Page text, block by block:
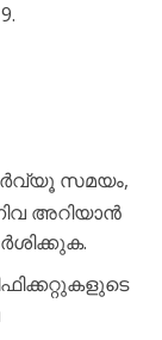
സമയം,
അറിയാൻ